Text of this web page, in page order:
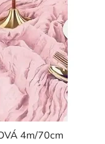
4m/70cm